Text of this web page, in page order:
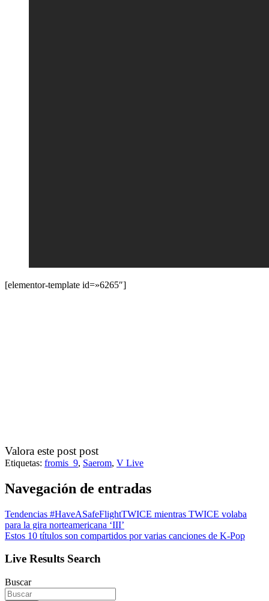
[elementor-template id=»6265″]
Valora este post post
Etiquetas: fromis_9, Saerom, V Live
Navegación de entradas
Tendencias #HaveASafeFlightTWICE mientras TWICE volaba
para la gira norteamericana ‘III’
Estos 10 títulos son compartidos por varias canciones de K-Pop
Live Results Search
Buscar